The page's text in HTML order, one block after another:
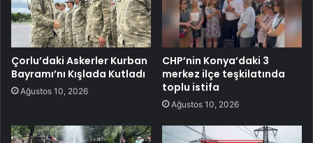
Çorlu’daki Askerler Kurban
Bayramı’nı Kışlada Kutladı
Ağustos 10, 2026
CHP’nin Konya’daki 3
merkez ilçe teşkilatında
toplu istifa
Ağustos 10, 2026